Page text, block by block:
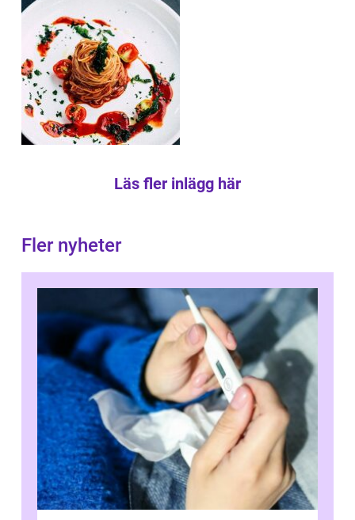
Läs fler inlägg här
Fler nyheter